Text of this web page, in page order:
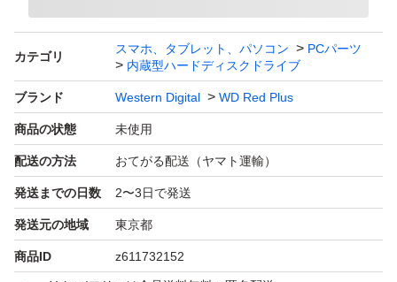
カテゴリ
スマホ、タブレット、パソコン
PCパーツ
内蔵型ハードディスクドライブ
ブランド Western Digital WD Red Plus
商品の状態 未使用
配送の方法 おてがる配送（ヤマト運輸）
発送までの日数 2〜3日で発送
発送元の地域 東京都
商品ID z611732152